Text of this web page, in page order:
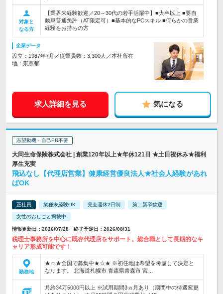
対象と
なる方
【業界未経験歓迎／20～30代の若手活躍中】■大卒以上 ■要自
動車普通免許（AT限定可）■基本的なPCスキル ■何らかの営業
経験をお持ちの方
企業データ
設立：1987年7月／従業員数：3,300人／本社所在
地：東京都
求人詳細を見る 気になる
志望動機・自己PR不要
大同生命保険株式会社 | 創業120年以上★年休121日 ★土日祝休み★福利
厚生充実
飛込なし【代理店営業】健康経営優良法人★社会人経験があれ
ばOK
正社員 業種未経験OK 完全週休2日制 第二新卒歓迎
女性のおしごと掲載中
情報更新日：2026/07/28 終了予定日：2026/08/31
税理士事務所を中心に既存代理店をサポート。総合職として長期的なキ
ャリア形成可能です！
勤務地
★☆★全国で募集中★☆★ ※初任地は希望を考慮して決定と
なります。 北海道札幌市 青森県青森市 宮…
月給34万5000円以上 ※試用期間3ヵ月あり（期間中の待遇変更